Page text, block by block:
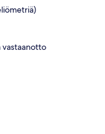
vastaanotto